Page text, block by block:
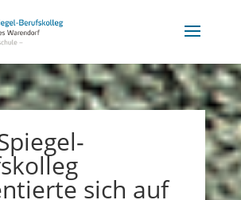
sich auf